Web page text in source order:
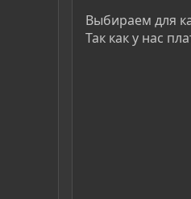
Выбираем для
Так как у нас